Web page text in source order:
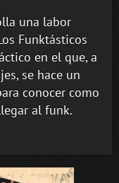
una labor
Funktásticos
en el que, a
se hace un
conocer como
al funk.